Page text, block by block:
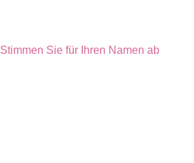
Stimmen Sie für Ihren Namen ab